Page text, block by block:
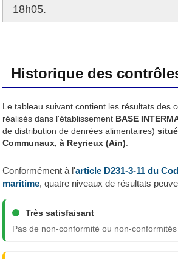
18h05.
Historique des
Le tableau suivant contient les résultats des
réalisés dans l'établissement BASE
de distribution de denrées alimentaires)
Communaux, à Reyrieux (Ain)
Conformément à l'article D231-3-11 du
maritime, quatre niveaux de résultats
Très satisfaisant
Pas de non-conformité ou non-conformités